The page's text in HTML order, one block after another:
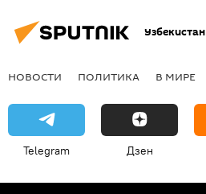
Узбекистан
НОВОСТИ ПОЛИТИКА В МИРЕ
Telegram Дзен